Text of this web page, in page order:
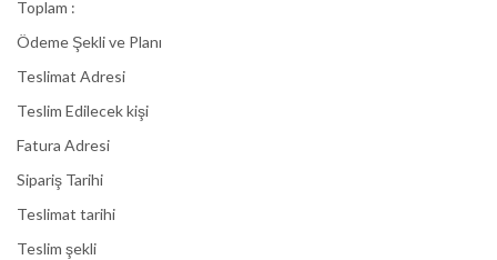
Toplam :
Ödeme Şekli ve Planı
Teslimat Adresi
Teslim Edilecek kişi
Fatura Adresi
Sipariş Tarihi
Teslimat tarihi
Teslim şekli